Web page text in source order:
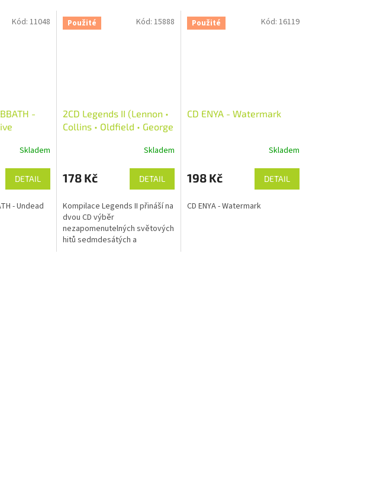
-
Skladem
DETAIL
- Undead
Kód: 11048 Použité
2CD Legends II (Lennon •
Collins • Oldfield • George
Skladem
178 Kč DETAIL
Kompilace Legends II přináší na
dvou CD výběr
nezapomenutelných světových
hitů sedmdesátých a
Kód:15888 Použité
CD ENYA - Watermark
Skladem
198 Kč DETAIL
CD ENYA - Watermark
Kód: 16119